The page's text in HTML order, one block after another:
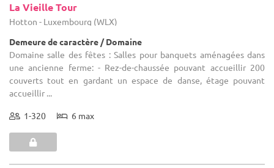
La Vieille Tour
Hotton - Luxembourg (WLX)
Demeure de caractère / Domaine
Domaine salle des fêtes : Salles pour banquets aménagées dans
une ancienne ferme: - Rez-de-chaussée pouvant accueillir 200
couverts tout en gardant un espace de danse, étage pouvant
accueillir ...
1-320 6 max